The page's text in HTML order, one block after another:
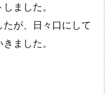
ました。
が、日々口にして
ました。